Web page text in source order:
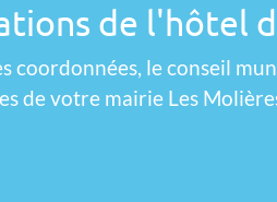
de l'hôtel
coordonnées, le conseil
de votre mairie Les